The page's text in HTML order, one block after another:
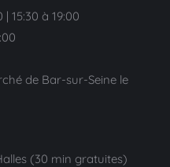
15:30 à 19:00
de Bar-sur-Seine le
(30 min gratuites)